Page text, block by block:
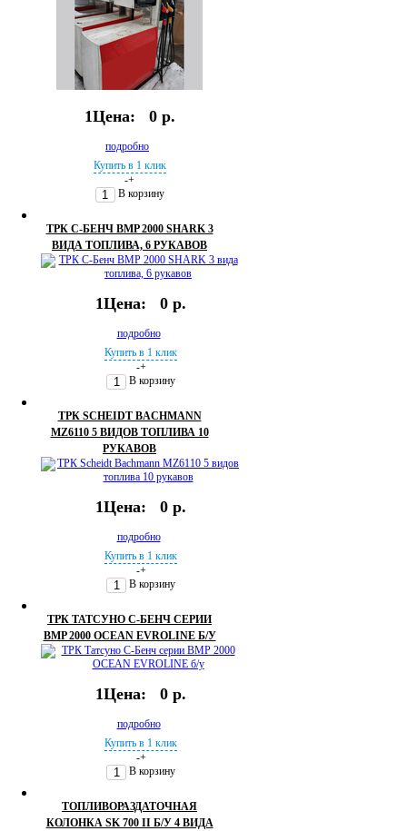
1Цена: 0 р.
подробно
Купить в 1 клик
-+
В корзину
ТРК С-БЕНЧ BMP 2000 SHARK 3
ВИДА ТОПЛИВА, 6 РУКАВОВ
1Цена: 0 р.
подробно
Купить в 1 клик
-+
В корзину
ТРК SCHEIDT BACHMANN
MZ6110 5 ВИДОВ ТОПЛИВА 10
РУКАВОВ
1Цена: 0 р.
подробно
Купить в 1 клик
-+
В корзину
ТРК ТАТСУНО С-БЕНЧ СЕРИИ
BMP 2000 OCEAN EVROLINE Б/У
1Цена: 0 р.
подробно
Купить в 1 клик
-+
В корзину
ТОПЛИВОРАЗДАТОЧНАЯ
КОЛОНКА SK 700 II Б/У 4 ВИДА